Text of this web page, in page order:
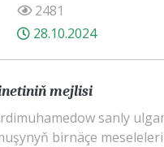
2481
28.10.2024
mejlisi
sanly
birnäçe